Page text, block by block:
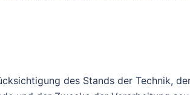
des Stands der Technik,